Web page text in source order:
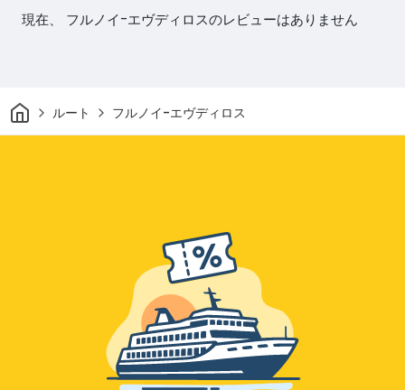
現在、 フルノイ-エヴディロスのレビューはありません
家 ルート フルノイ-エヴディロス